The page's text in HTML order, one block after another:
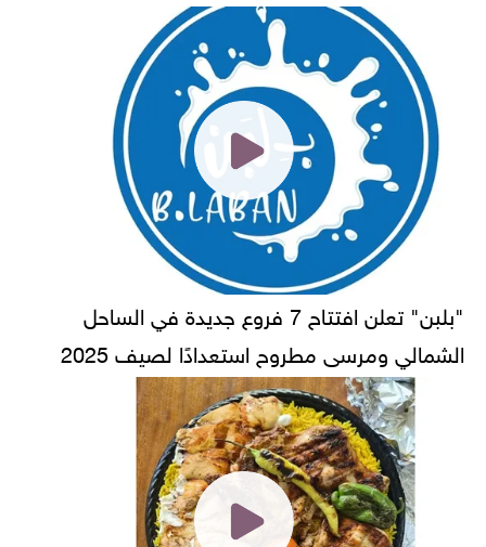
"بلبن" تعلن افتتاح 7 فروع جديدة في الساحل
الشمالي ومرسى مطروح استعدادًا لصيف 2025